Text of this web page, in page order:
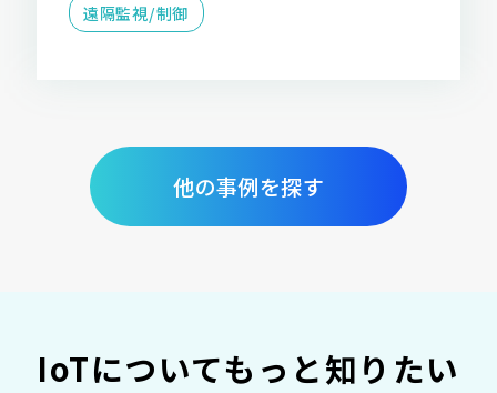
遠隔監視/制御
他の事例を探す
IoTについてもっと知りたい